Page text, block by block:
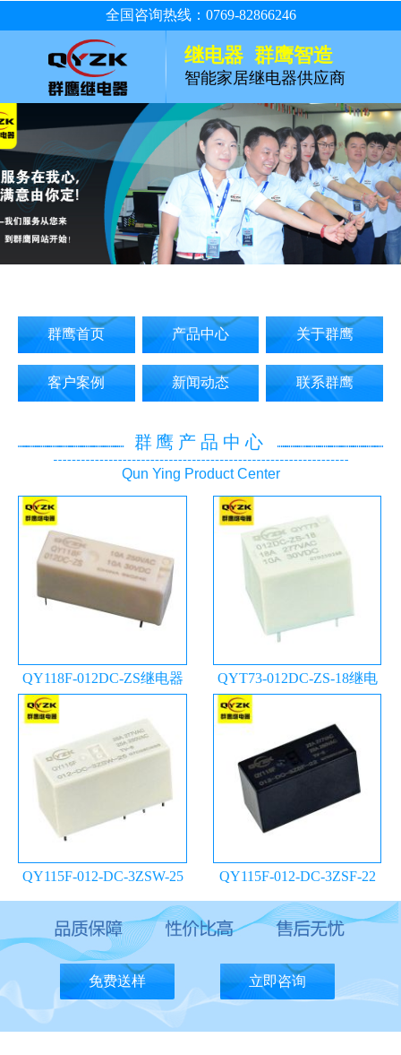
全国咨询热线：0769-82866246
继电器 群鹰智造
智能家居继电器供应商
群鹰首页 产品中心 关于群鹰
客户案例 新闻动态 联系群鹰
群鹰产品中心
Qun Ying Product Center
QY118F-012DC-ZS继电器
QYT73-012DC-ZS-18继电
QY115F-012-DC-3ZSW-25
继电器
QY115F-012-DC-3ZSF-22
继电器
免费送样 立即咨询